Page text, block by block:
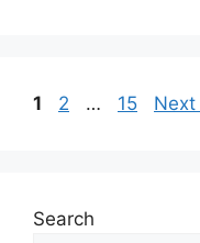
Page
1 Page
2 … Page
15 Next
Search